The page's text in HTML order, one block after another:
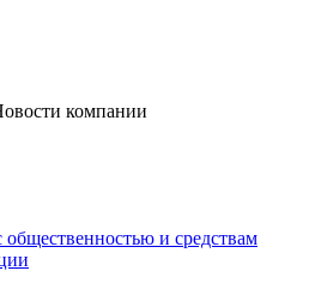
компании
и средствам